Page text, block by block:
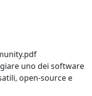
uno dei software
open-source e